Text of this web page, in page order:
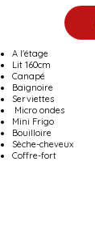
A l'étage
Lit 160cm
Canapé
Baignoire
Serviettes
Micro ondes
Mini Frigo
Bouilloire
Sèche-cheveux
Coffre-fort